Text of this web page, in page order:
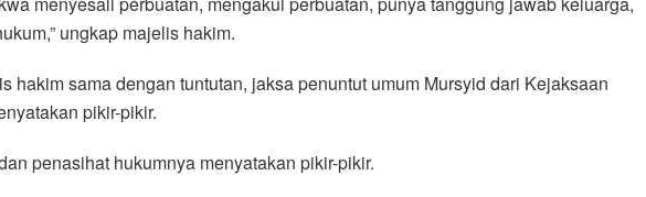
ungkap majelis hakim.
hakim sama dengan tuntutan, jaksa penuntut umum Mursyid dari Kejaksaan
pikir-pikir.
penasihat hukumnya menyatakan pikir-pikir.